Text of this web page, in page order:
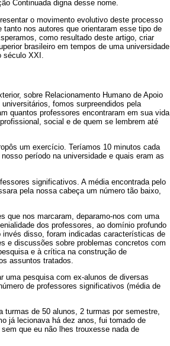
Continuada digna desse nome.
o movimento evolutivo deste processo
nos autores que orientaram esse tipo de
como resultado deste artigo, criar
brasileiro em tempos de uma universidade
XXI.
sobre Relacionamento Humano de Apoio
fomos surpreendidos pela
quantos professores encontraram em sua vida
social e de quem se lembrem até
um exercício. Teríamos 10 minutos cada
período na universidade e quais eram as
significativos. A média encontrada pelo
pela nossa cabeça um número tão baixo,
que nos marcaram, deparamo-nos com uma
dos professores, ao domínio profundo
disso, foram indicadas características de
e discussões sobre problemas concretos com
e à crítica na construção de
assuntos tratados.
uma pesquisa com ex-alunos de diversas
de professores significativos (média de
turmas de 50 alunos, 2 turmas por semestre,
já lecionava há dez anos, fui tomado de
que eu não lhes trouxesse nada de